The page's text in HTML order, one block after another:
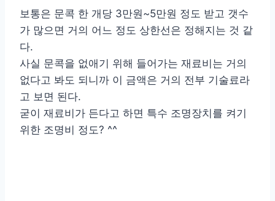
보통은 문콕 한 개당 3만원~5만원 정도 받고 갯수
가 많으면 거의 어느 정도 상한선은 정해지는 것 같
다.
사실 문콕을 없애기 위해 들어가는 재료비는 거의
없다고 봐도 되니까 이 금액은 거의 전부 기술료라
고 보면 된다.
굳이 재료비가 든다고 하면 특수 조명장치를 켜기
위한 조명비 정도? ^^